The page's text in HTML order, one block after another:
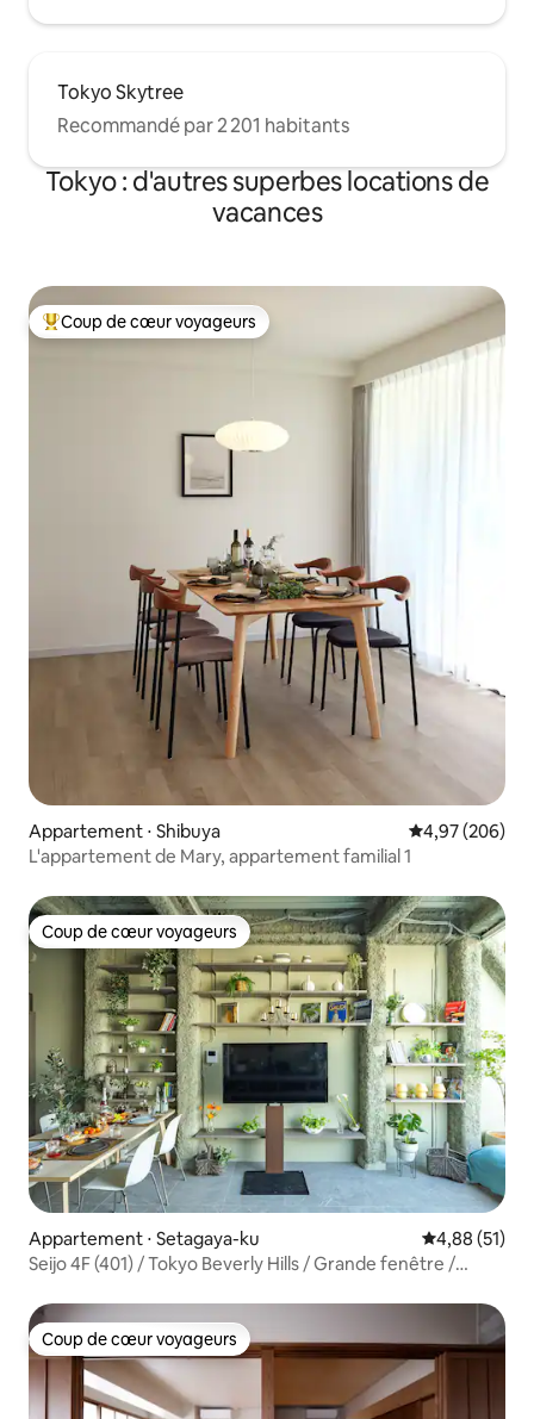
Tokyo Skytree
Recommandé par 2 201 habitants
Tokyo : d'autres superbes locations de
vacances
Coups de cœur voyageurs les plus appréciés
Coup de cœur voyageurs
Appartement ⋅ Shibuya Évaluation
4,97 (206)
L'appartement de Mary, appartement familial 1
Coup de cœur voyageurs
Coup de cœur voyageurs
Appartement ⋅ Setagaya-ku Évaluation
4,88 (51)
Seijo 4F (401) / Tokyo Beverly Hills / Grande fenêtre /
Coup de cœur voyageurs
Coup de cœur voyageurs